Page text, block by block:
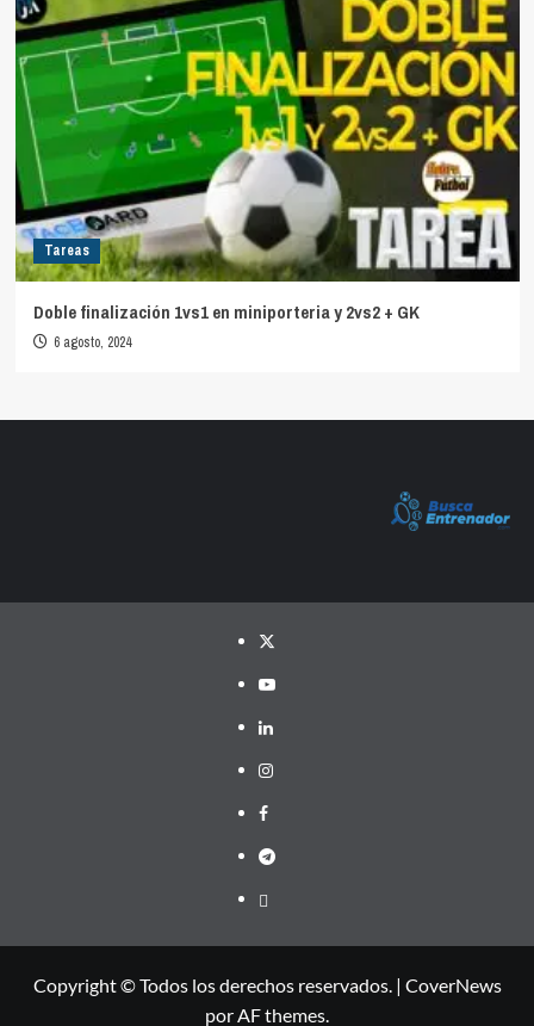
Tareas
Doble finalización 1vs1 en miniporteria y 2vs2 + GK
6 agosto, 2024
Twitter
YouTube
LinkedIn
Instagram
Facebook
Telegram
PayPal
Copyright © Todos los derechos reservados. | CoverNews
por AF themes.